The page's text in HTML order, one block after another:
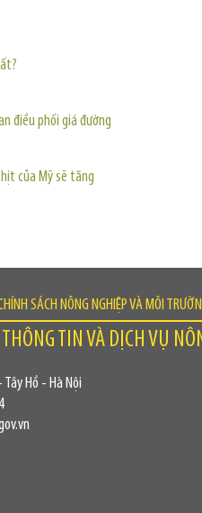
điều phối giá đường
của Mỹ sẽ tăng
SÁCH NÔNG NGHIỆP VÀ MÔI
TIN VÀ DỊCH VỤ
Hồ - Hà Nội